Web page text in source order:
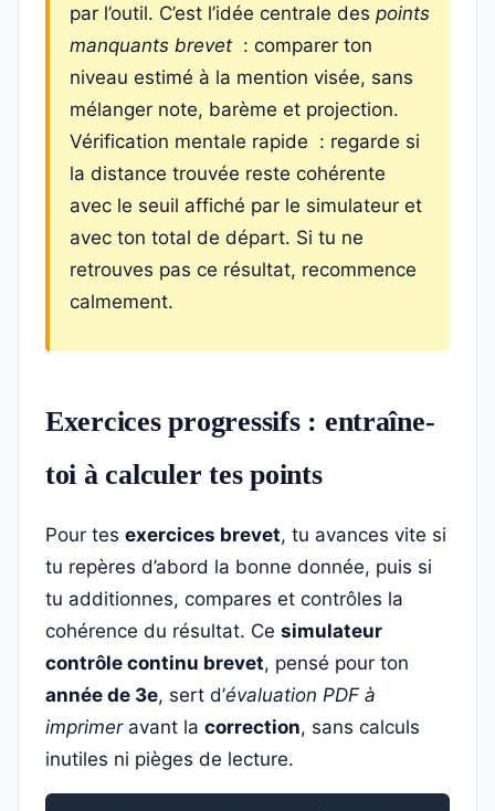
par l’outil. C’est l’idée centrale des points
manquants brevet : comparer ton
niveau estimé à la mention visée, sans
mélanger note, barème et projection.
Vérification mentale rapide : regarde si
la distance trouvée reste cohérente
avec le seuil affiché par le simulateur et
avec ton total de départ. Si tu ne
retrouves pas ce résultat, recommence
calmement.
Exercices progressifs : entraîne-
toi à calculer tes points
Pour tes exercices brevet, tu avances vite si
tu repères d’abord la bonne donnée, puis si
tu additionnes, compares et contrôles la
cohérence du résultat. Ce simulateur
contrôle continu brevet, pensé pour ton
année de 3e, sert d’évaluation PDF à
imprimeravant la correction, sans calculs
inutiles ni pièges de lecture.